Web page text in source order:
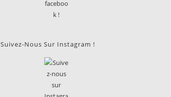
Suivez-Nous Sur Instagram !